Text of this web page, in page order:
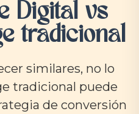
Digital vs
tradicional
similares, no lo
tradicional puede
de conversión